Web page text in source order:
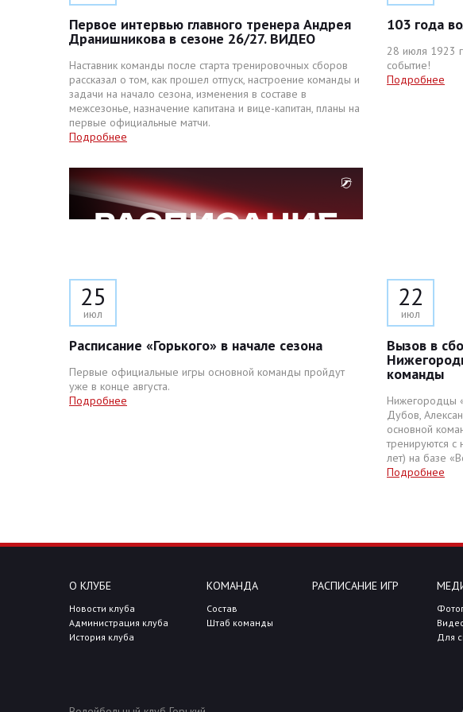
Первое интервью главного тренера Андрея
Дранишникова в сезоне 26/27. ВИДЕО
Наставник команды после старта тренировочных сборов
рассказал о том, как прошел отпуск, настроение команды и
задачи на начало сезона, изменения в составе в
межсезонье, назначение капитана и вице-капитан, планы на
первые официальные матчи.
Подробнее
103 года
28 июля 1923
событие!
Подробнее
25
июл
Расписание «Горького» в начале сезона
Первые официальные игры основной команды пройдут
уже в конце августа.
Подробнее
22
июл
Вызов в
команды
Нижегородцы
Дубов,
основной
тренируются
лет) на базе
Подробнее
О КЛУБЕ
Новости клуба
Администрация клуба
История клуба
КОМАНДА
Состав
Штаб команды
РАСПИСАНИЕ ИГР
Для